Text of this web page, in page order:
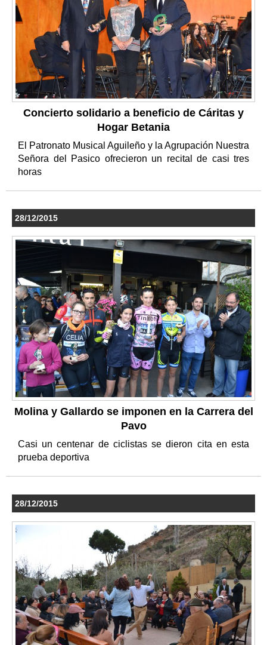
Concierto solidario a beneficio de Cáritas y
Hogar Betania
El Patronato Musical Aguileño y la Agrupación Nuestra
Señora del Pasico ofrecieron un recital de casi tres
horas
28/12/2015
Molina y Gallardo se imponen en la Carrera del
Pavo
Casi un centenar de ciclistas se dieron cita en esta
prueba deportiva
28/12/2015